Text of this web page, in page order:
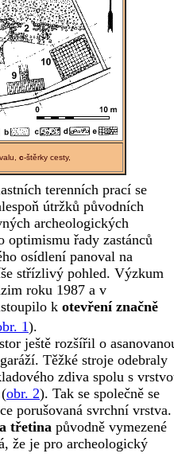
c-štěrky cesty,
terenních prací se
útržků původních
archeologických
optimismu řady zastánců
osídlení panoval na
střízlivý pohled. Výzkum
roku 1987 a v
k otevření značně
1).
ještě rozšířil o
Těžké stroje odebraly
zdiva spolu s
obr. 2). Tak se společně se
porušovaná svrchní vrstva.
třetina původně vymezené
že je pro archeologický